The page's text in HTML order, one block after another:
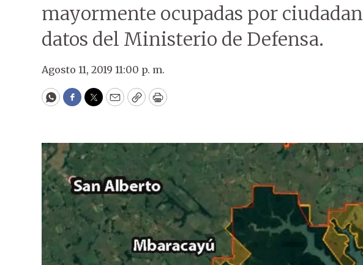
mayormente ocupadas por
datos del Ministerio de Defensa.
Agosto 11, 2019 11:00 p. m.
WhatsApp
Facebook
Twitter
EmailCopyPrint